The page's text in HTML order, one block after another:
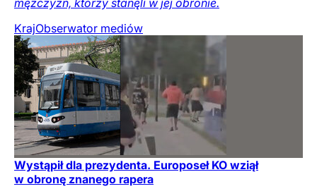
KrajObserwator mediów
Wystąpił dla prezydenta. Europoseł KO wziął
w obronę znanego rapera